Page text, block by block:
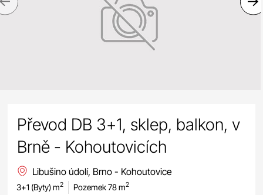
Převod DB 3+1, sklep, balkon, v
Brně - Kohoutovicích
Libušino údolí, Brno - Kohoutovice
3+1 (Byty) m2 Pozemek 78 m2